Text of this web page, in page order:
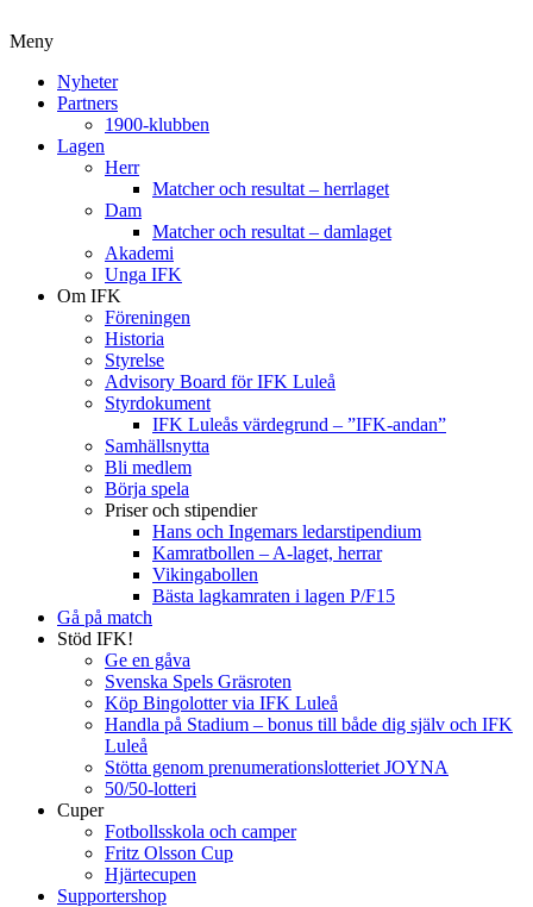
Meny
Nyheter
Partners
1900-klubben
Lagen
Herr
Matcher och resultat – herrlaget
Dam
Matcher och resultat – damlaget
Akademi
Unga IFK
Om IFK
Föreningen
Historia
Styrelse
Advisory Board för IFK Luleå
Styrdokument
IFK Luleås värdegrund – ”IFK-andan”
Samhällsnytta
Bli medlem
Börja spela
Priser och stipendier
Hans och Ingemars ledarstipendium
Kamratbollen – A-laget, herrar
Vikingabollen
Bästa lagkamraten i lagen P/F15
Gå på match
Stöd IFK!
Ge en gåva
Svenska Spels Gräsroten
Köp Bingolotter via IFK Luleå
Handla på Stadium – bonus till både dig själv och IFK
Luleå
Stötta genom prenumerationslotteriet JOYNA
50/50-lotteri
Cuper
Fotbollsskola och camper
Fritz Olsson Cup
Hjärtecupen
Supportershop